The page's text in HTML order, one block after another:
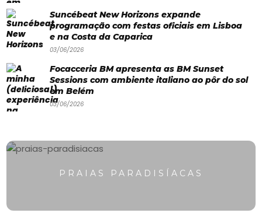
Eventos
Água
Bronzeado
Quem
Falem
Suncébeat New Horizons expande
programação com festas oficiais em Lisboa
e na Costa da Caparica
03/06/2026
Focacceria BM apresenta as BM Sunset
Sessions com ambiente italiano ao pôr do sol
em Belém
03/06/2026
PRAIAS PARADISÍACAS